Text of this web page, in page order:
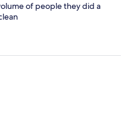
of people they did a